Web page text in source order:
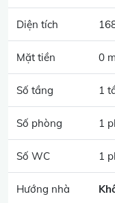
Diện tích
Mặt tiền 0 m
Số tầng 1
Số phòng 1
Số WC 1
Hướng nhà